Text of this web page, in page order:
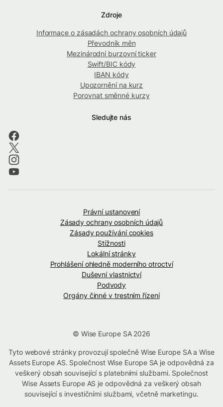
Zdroje
Informace o zásadách ochrany osobních údajů
Převodník měn
Mezinárodní burzovní ticker
Swift/BIC kódy
IBAN kódy
Upozornění na kurz
Porovnat směnné kurzy
Sledujte nás
Právní ustanovení
Zásady ochrany osobních údajů
Zásady používání cookies
Stížnosti
Lokální stránky
Prohlášení ohledně moderního otroctví
Duševní vlastnictví
Podvody
Orgány činné v trestním řízení
© Wise Europe SA 2026
Tyto webové stránky provozují společně Wise Europe SA a Wise
Assets Europe AS. Společnost Wise Europe SA je odpovědná za
veškerý obsah související s platebními službami. Společnost
Wise Assets Europe AS je odpovědná za veškerý obsah
související s investičními službami, včetně marketingu.